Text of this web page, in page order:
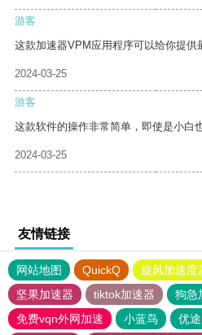
游客
这款加速器VPM应用程序可以给你提供
2024-03-25
游客
这款软件的操作非常简单，即使是小白
2024-03-25
友情链接
网站地图 QuickQ 旋风加速度
坚果加速器
tiktok加速器
狗急
免费vqn外网加速
小蓝鸟 优